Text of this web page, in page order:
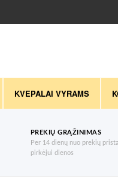
KVEPALAI VYRAMS
PREKIŲ GRĄŽINIMAS
Per 14 dienų nuo prekių
pirkėjui dienos